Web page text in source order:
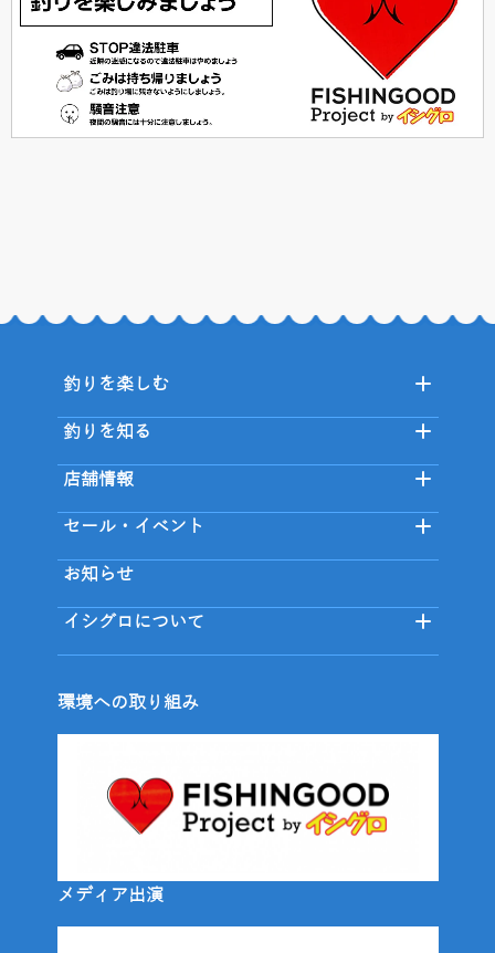
釣りを楽しむ
釣りを知る
店舗情報
セール・イベント
お知らせ
イシグロについて
環境への取り組み
メディア出演